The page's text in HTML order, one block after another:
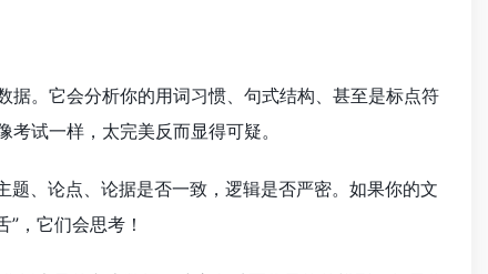
。它会分析你的用词习惯、句式结构、甚至是标点符
试一样，太完美反而显得可疑。
、论点、论据是否一致，逻辑是否严密。如果你的文
，它们会思考！